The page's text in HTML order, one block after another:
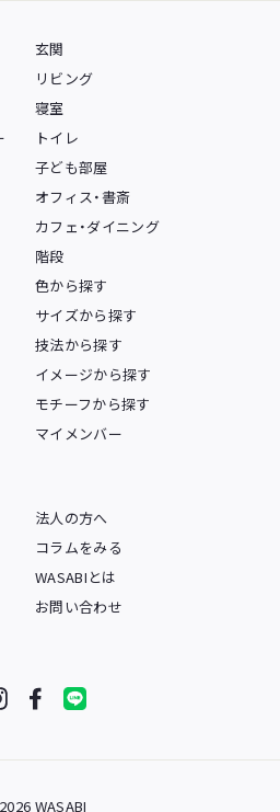
玄関
リビング
寝室
トイレ
子ども部屋
オフィス・書斎
カフェ・ダイニング
階段
色から探す
サイズから探す
技法から探す
イメージから探す
モチーフから探す
マイメンバー
法人の方へ
コラムをみる
WASABIとは
お問い合わせ
WASABI